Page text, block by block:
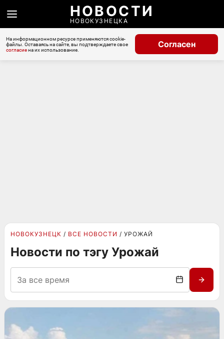
НОВОСТИ
НОВОКУЗНЕЦКА
На информационном ресурсе применяются cookie-
файлы. Оставаясь на сайте, вы подтверждаете свое
согласиена их использование.
Согласен
НОВОКУЗНЕЦК ВСЕ НОВОСТИ УРОЖАЙ
Новости по тэгу Урожай